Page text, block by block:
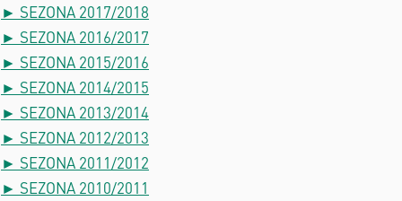
► SEZONA 2017/2018
► SEZONA 2016/2017
► SEZONA 2015/2016
► SEZONA 2014/2015
► SEZONA 2013/2014
► SEZONA 2012/2013
► SEZONA 2011/2012
► SEZONA 2010/2011